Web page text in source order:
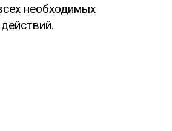
необходимых